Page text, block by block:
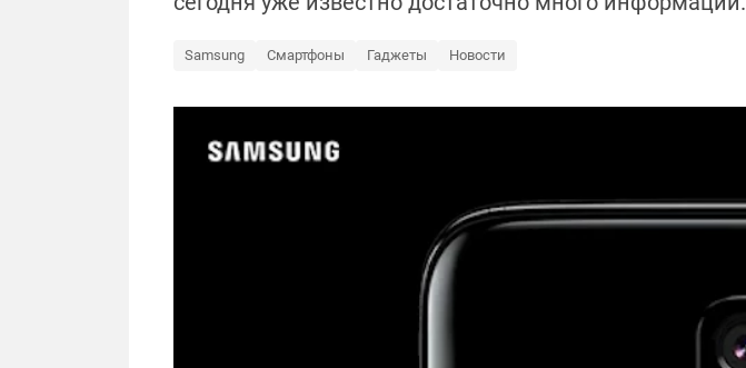
Samsung Смартфоны Гаджеты Новости